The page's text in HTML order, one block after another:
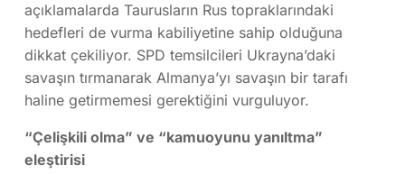
açıklamalarda Taurusların Rus topraklarındaki
hedefleri de vurma kabiliyetine sahip olduğuna
dikkat çekiliyor. SPD temsilcileri Ukrayna’daki
savaşın tırmanarak Almanya’yı savaşın bir tarafı
haline getirmemesi gerektiğini vurguluyor.
“Çelişkili olma” ve “kamuoyunu yanıltma”
eleştirisi